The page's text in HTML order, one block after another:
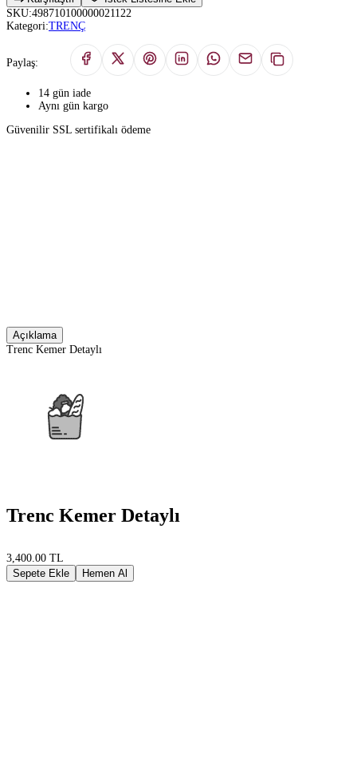
SKU:498710100000021122
Kategori:TRENÇ
Paylaş:
14 gün iade
Aynı gün kargo
Güvenilir SSL sertifikalı ödeme
Açıklama
Trenc Kemer Detaylı
Trenc Kemer Detaylı
3,400.00 TL
Sepete Ekle
Hemen Al